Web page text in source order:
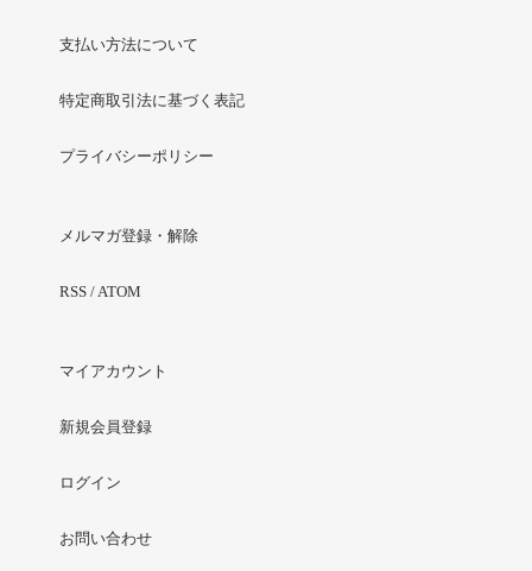
支払い方法について
特定商取引法に基づく表記
プライバシーポリシー
メルマガ登録・解除
RSS /ATOM
マイアカウント
新規会員登録
ログイン
お問い合わせ